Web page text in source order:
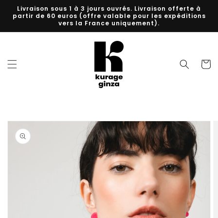
passer
au
Livraison sous 1 à 3 jours ouvrés. Livraison offerte à
partir de 60 euros (offre valable pour les expéditions
vers la France uniquement).
Panier
Passer aux
informations
produits